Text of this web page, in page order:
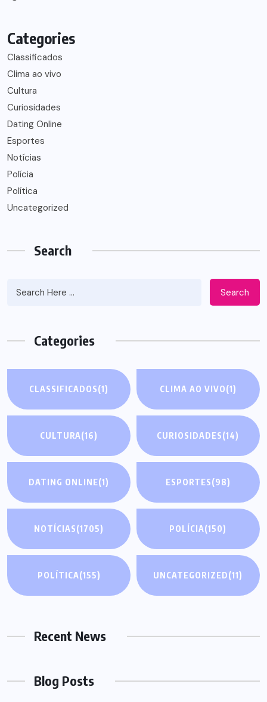
Categories
Classificados
Clima ao vivo
Cultura
Curiosidades
Dating Online
Esportes
Notícias
Polícia
Política
Uncategorized
Search
Search
Categories
CLASSIFICADOS(1) CLIMA AO VIVO(1)
CULTURA(16) CURIOSIDADES(14)
DATING ONLINE(1) ESPORTES(98)
NOTÍCIAS(1705) POLÍCIA(150)
POLÍTICA(155) UNCATEGORIZED(11)
Recent News
Blog Posts